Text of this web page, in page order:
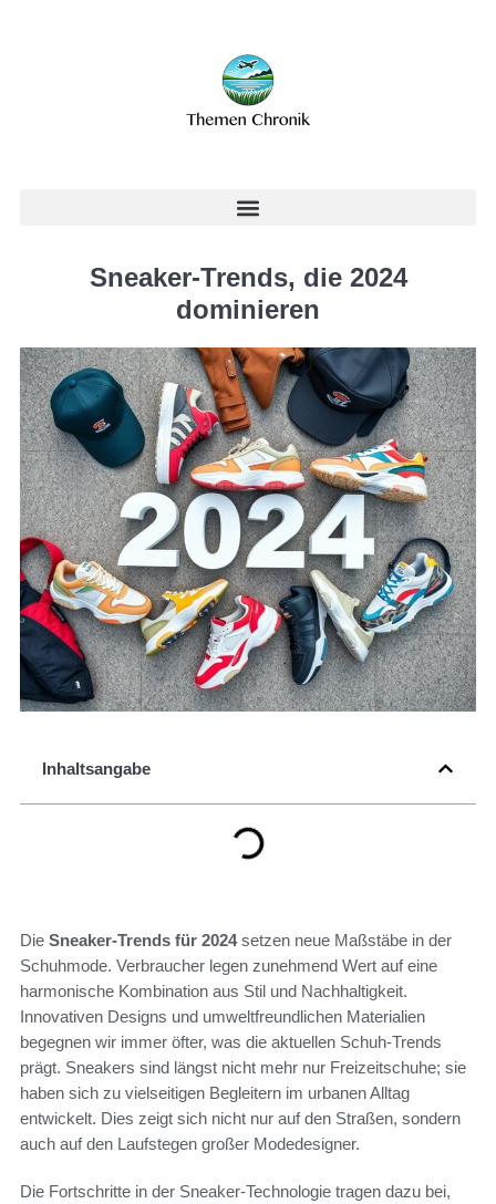
Sneaker-Trends, die 2024
dominieren
Inhaltsangabe
Die Sneaker-Trends für 2024setzen neue Maßstäbe in der
Schuhmode. Verbraucher legen zunehmend Wert auf eine
harmonische Kombination aus Stil und Nachhaltigkeit.
Innovativen Designs und umweltfreundlichen Materialien
begegnen wir immer öfter, was die aktuellen Schuh-Trends
prägt. Sneakers sind längst nicht mehr nur Freizeitschuhe; sie
haben sich zu vielseitigen Begleitern im urbanen Alltag
entwickelt. Dies zeigt sich nicht nur auf den Straßen, sondern
auch auf den Laufstegen großer Modedesigner.
Die Fortschritte in der Sneaker-Technologie tragen dazu bei,